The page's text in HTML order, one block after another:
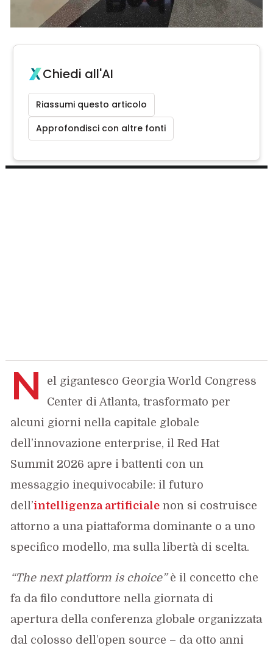
Chiedi all'AI
Riassumi questo articolo
Approfondisci con altre fonti
N
el gigantesco Georgia World Congress
Center di Atlanta, trasformato per
alcuni giorni nella capitale globale
dell’innovazione enterprise, il Red Hat
Summit 2026 apre i battenti con un
messaggio inequivocabile: il futuro
dell’intelligenza artificiale non si costruisce
attorno a una piattaforma dominante o a uno
specifico modello, ma sulla libertà di scelta.
“The next platform is choice”è il concetto che
fa da filo conduttore nella giornata di
apertura della conferenza globale organizzata
dal colosso dell’open source – da otto anni